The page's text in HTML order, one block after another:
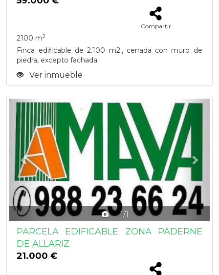
Compartir
2100 m2
Finca edificable de 2.100 m2., cerrada con muro de
piedra, excepto fachada.
Ver inmueble
1/1
Previous Next
PARCELA EDIFICABLE ZONA PADERNE
DE ALLARIZ
21.000 €